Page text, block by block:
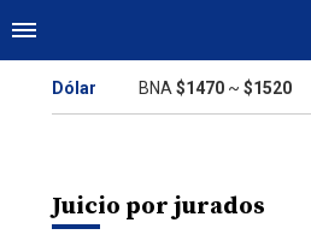
Dólar BNA $1470 ~ $1520
Juicio por jurados